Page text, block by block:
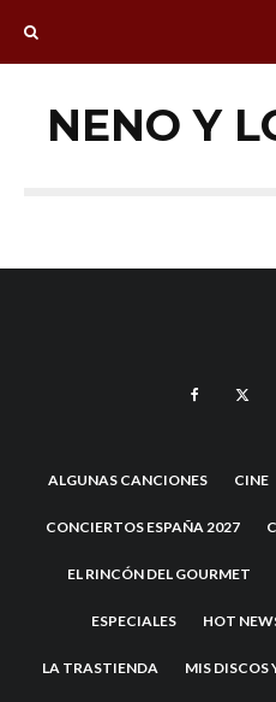
NENO Y
ALGUNAS CANCIONES CINE
CONCIERTOS ESPAÑA 2027
EL RINCÓN DEL GOURMET
ESPECIALES HOT
LA TRASTIENDA MIS DISCOS